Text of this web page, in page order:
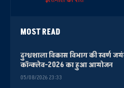
MOST READ
दुग्धशाला विकास विभाग की स्वर्ण
कॉन्क्लेव-2026 का हुआ आयोजन
05/08/2026 23:33